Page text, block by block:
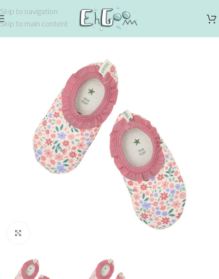
Skip to navigation
Skip to main content